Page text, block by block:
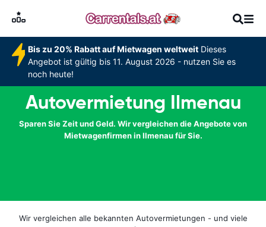
Bis zu 20% Rabatt auf Mietwagen weltweitDieses
Angebot ist gültig bis 11. August 2026 - nutzen Sie es
noch heute!
Autovermietung Ilmenau
Sparen Sie Zeit und Geld. Wir vergleichen die Angebote von
Mietwagenfirmen in Ilmenau für Sie.
Wir vergleichen alle bekannten Autovermietungen - und viele